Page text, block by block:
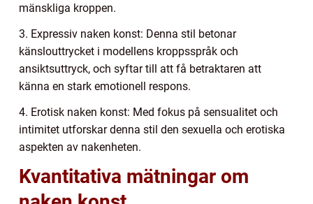
mänskliga kroppen.
3. Expressiv naken konst: Denna stil betonar
känslouttrycket i modellens kroppsspråk och
ansiktsuttryck, och syftar till att få betraktaren att
känna en stark emotionell respons.
4. Erotisk naken konst: Med fokus på sensualitet och
intimitet utforskar denna stil den sexuella och erotiska
aspekten av nakenheten.
Kvantitativa mätningar om